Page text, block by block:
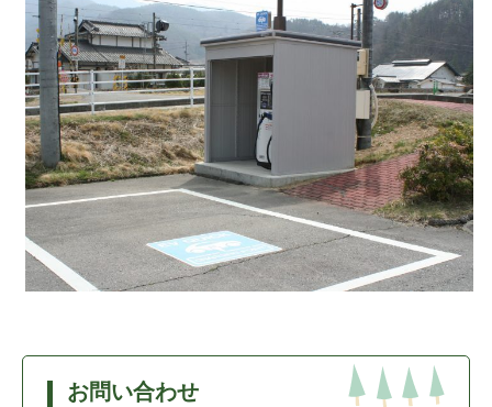
お問い合わせ